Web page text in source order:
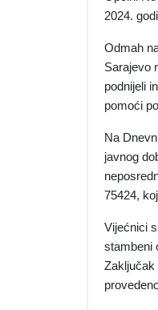
2024.
Odmah
Sarajevo
podnijeli
pomoći
Na
javnog
75424,
Vijećnici
stambeni
Zaključak